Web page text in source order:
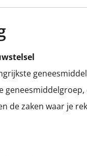
de zaken waar je